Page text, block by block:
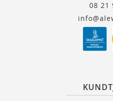
08 21